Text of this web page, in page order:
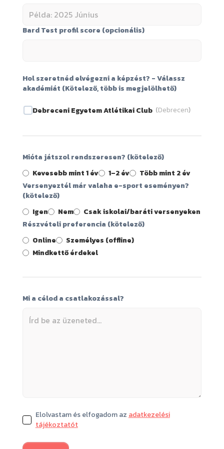
Bard Test profil score (opcionális)
Hol szeretnéd elvégezni a képzést? - Válassz
akadémiát (Kötelező, több is megjelölhető)
Debreceni Egyetem Atlétikai Club (Debrecen)
Mióta játszol rendszeresen? (kötelező)
Kevesebb mint 1 év
1–2 év
Több mint 2 év
Versenyeztél már valaha e-sport eseményen?
(kötelező)
Igen
Nem
Csak iskolai/baráti versenyeken
Részvételi preferencia (kötelező)
Online
Személyes (offline)
Mindkettő érdekel
Mi a célod a csatlakozással?
Elolvastam és elfogadom az adatkezelési
tájékoztatót